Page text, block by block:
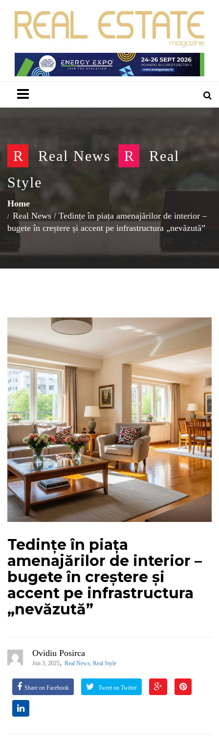
R Real News R
Real
Style
Home
Real News / Tedințe în piața amenajărilor de interior –
bugete în creștere și accent pe infrastructura „nevăzută”
Tedințe în piața
amenajărilor de interior –
bugete în creștere și
accent pe infrastructura
„nevăzută”
Ovidiu Posirca
Jun 3, 2025, Real News Real Style
Share on Facebook Tweet on Twitter